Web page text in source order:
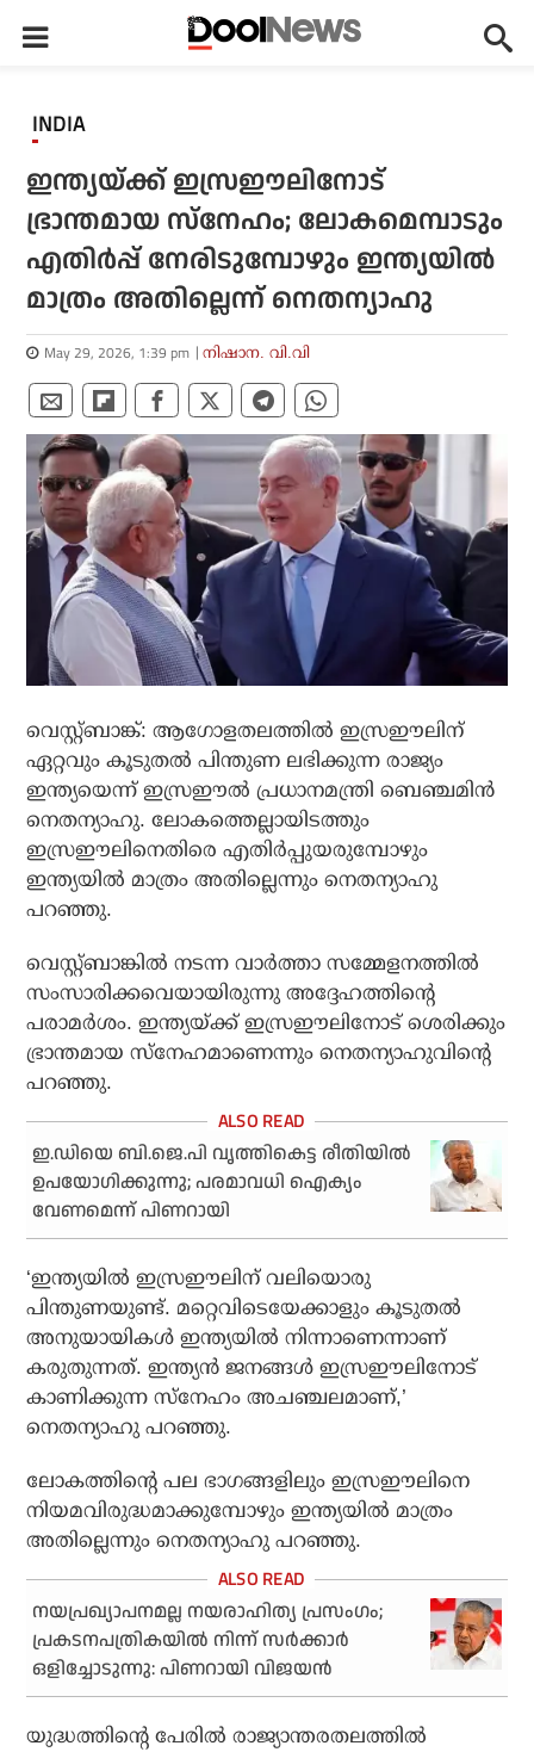
INDIA
ഇന്ത്യയ്ക്ക് ഇസ്രഈലിനോട്
ഭ്രാന്തമായ സ്‌നേഹം; ലോകമെമ്പാടും
എതിര്‍പ്പ് നേരിടുമ്പോഴും ഇന്ത്യയില്‍
മാത്രം അതില്ലെന്ന് നെതന്യാഹു
May 29, 2026, 1:39 pm നിഷാന. വി.വി
വെസ്റ്റ്ബാങ്ക്: ആഗോളതലത്തില്‍ ഇസ്രഈലിന്
ഏറ്റവും കൂടുതല്‍ പിന്തുണ ലഭിക്കുന്ന രാജ്യം
ഇന്ത്യയെന്ന് ഇസ്രഈല്‍ പ്രധാനമന്ത്രി ബെഞ്ചമിന്‍
നെതന്യാഹു. ലോകത്തെല്ലായിടത്തും
ഇസ്രഈലിനെതിരെ എതിര്‍പ്പുയരുമ്പോഴും
ഇന്ത്യയില്‍ മാത്രം അതില്ലെന്നും നെതന്യാഹു
പറഞ്ഞു.
വെസ്റ്റ്ബാങ്കില്‍ നടന്ന വാര്‍ത്താ സമ്മേളനത്തില്‍
സംസാരിക്കവെയായിരുന്നു അദ്ദേഹത്തിന്റെ
പരാമര്‍ശം. ഇന്ത്യയ്ക്ക് ഇസ്രഈലിനോട് ശെരിക്കും
ഭ്രാന്തമായ സ്‌നേഹമാണെന്നും നെതന്യാഹുവിന്റെ
പറഞ്ഞു.
ഇ.ഡിയെ ബി.ജെ.പി വൃത്തികെട്ട രീതിയില്‍
ഉപയോഗിക്കുന്നു; പരമാവധി ഐക്യം
വേണമെന്ന് പിണറായി
‘ഇന്ത്യയില്‍ ഇസ്രഈലിന് വലിയൊരു
പിന്തുണയുണ്ട്. മറ്റെവിടെയേക്കാളും കൂടുതല്‍
അനുയായികള്‍ ഇന്ത്യയില്‍ നിന്നാണെന്നാണ്
കരുതുന്നത്. ഇന്ത്യന്‍ ജനങ്ങള്‍ ഇസ്രഈലിനോട്
കാണിക്കുന്ന സ്നേഹം അചഞ്ചലമാണ്,’
നെതന്യാഹു പറഞ്ഞു.
ലോകത്തിന്റെ പല ഭാഗങ്ങളിലും ഇസ്രഈലിനെ
നിയമവിരുദ്ധമാക്കുമ്പോഴും ഇന്ത്യയില്‍ മാത്രം
അതില്ലെന്നും നെതന്യാഹു പറഞ്ഞു.
നയപ്രഖ്യാപനമല്ല നയരാഹിത്യ പ്രസംഗം;
പ്രകടനപത്രികയില്‍ നിന്ന് സര്‍ക്കാര്‍
ഒളിച്ചോടുന്നു: പിണറായി വിജയന്‍
യുദ്ധത്തിന്റെ പേരില്‍ രാജ്യാന്തരതലത്തില്‍